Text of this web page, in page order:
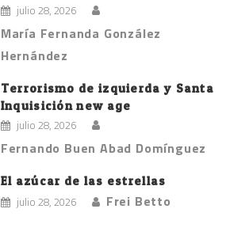
julio 28, 2026
María Fernanda González
Hernández
Terrorismo de izquierda y Santa
Inquisición new age
julio 28, 2026
Fernando Buen Abad Domínguez
El azúcar de las estrellas
julio 28, 2026 Frei Betto